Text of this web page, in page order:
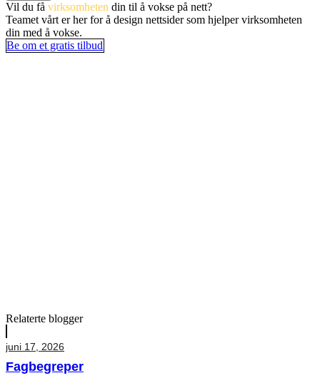
Vil du få virksomheten din til å vokse på nett?
Teamet vårt er her for å design nettsider som hjelper virksomheten
din med å vokse.
Be om et gratis tilbud
Relaterte blogger
juni 17, 2026
Fagbegreper